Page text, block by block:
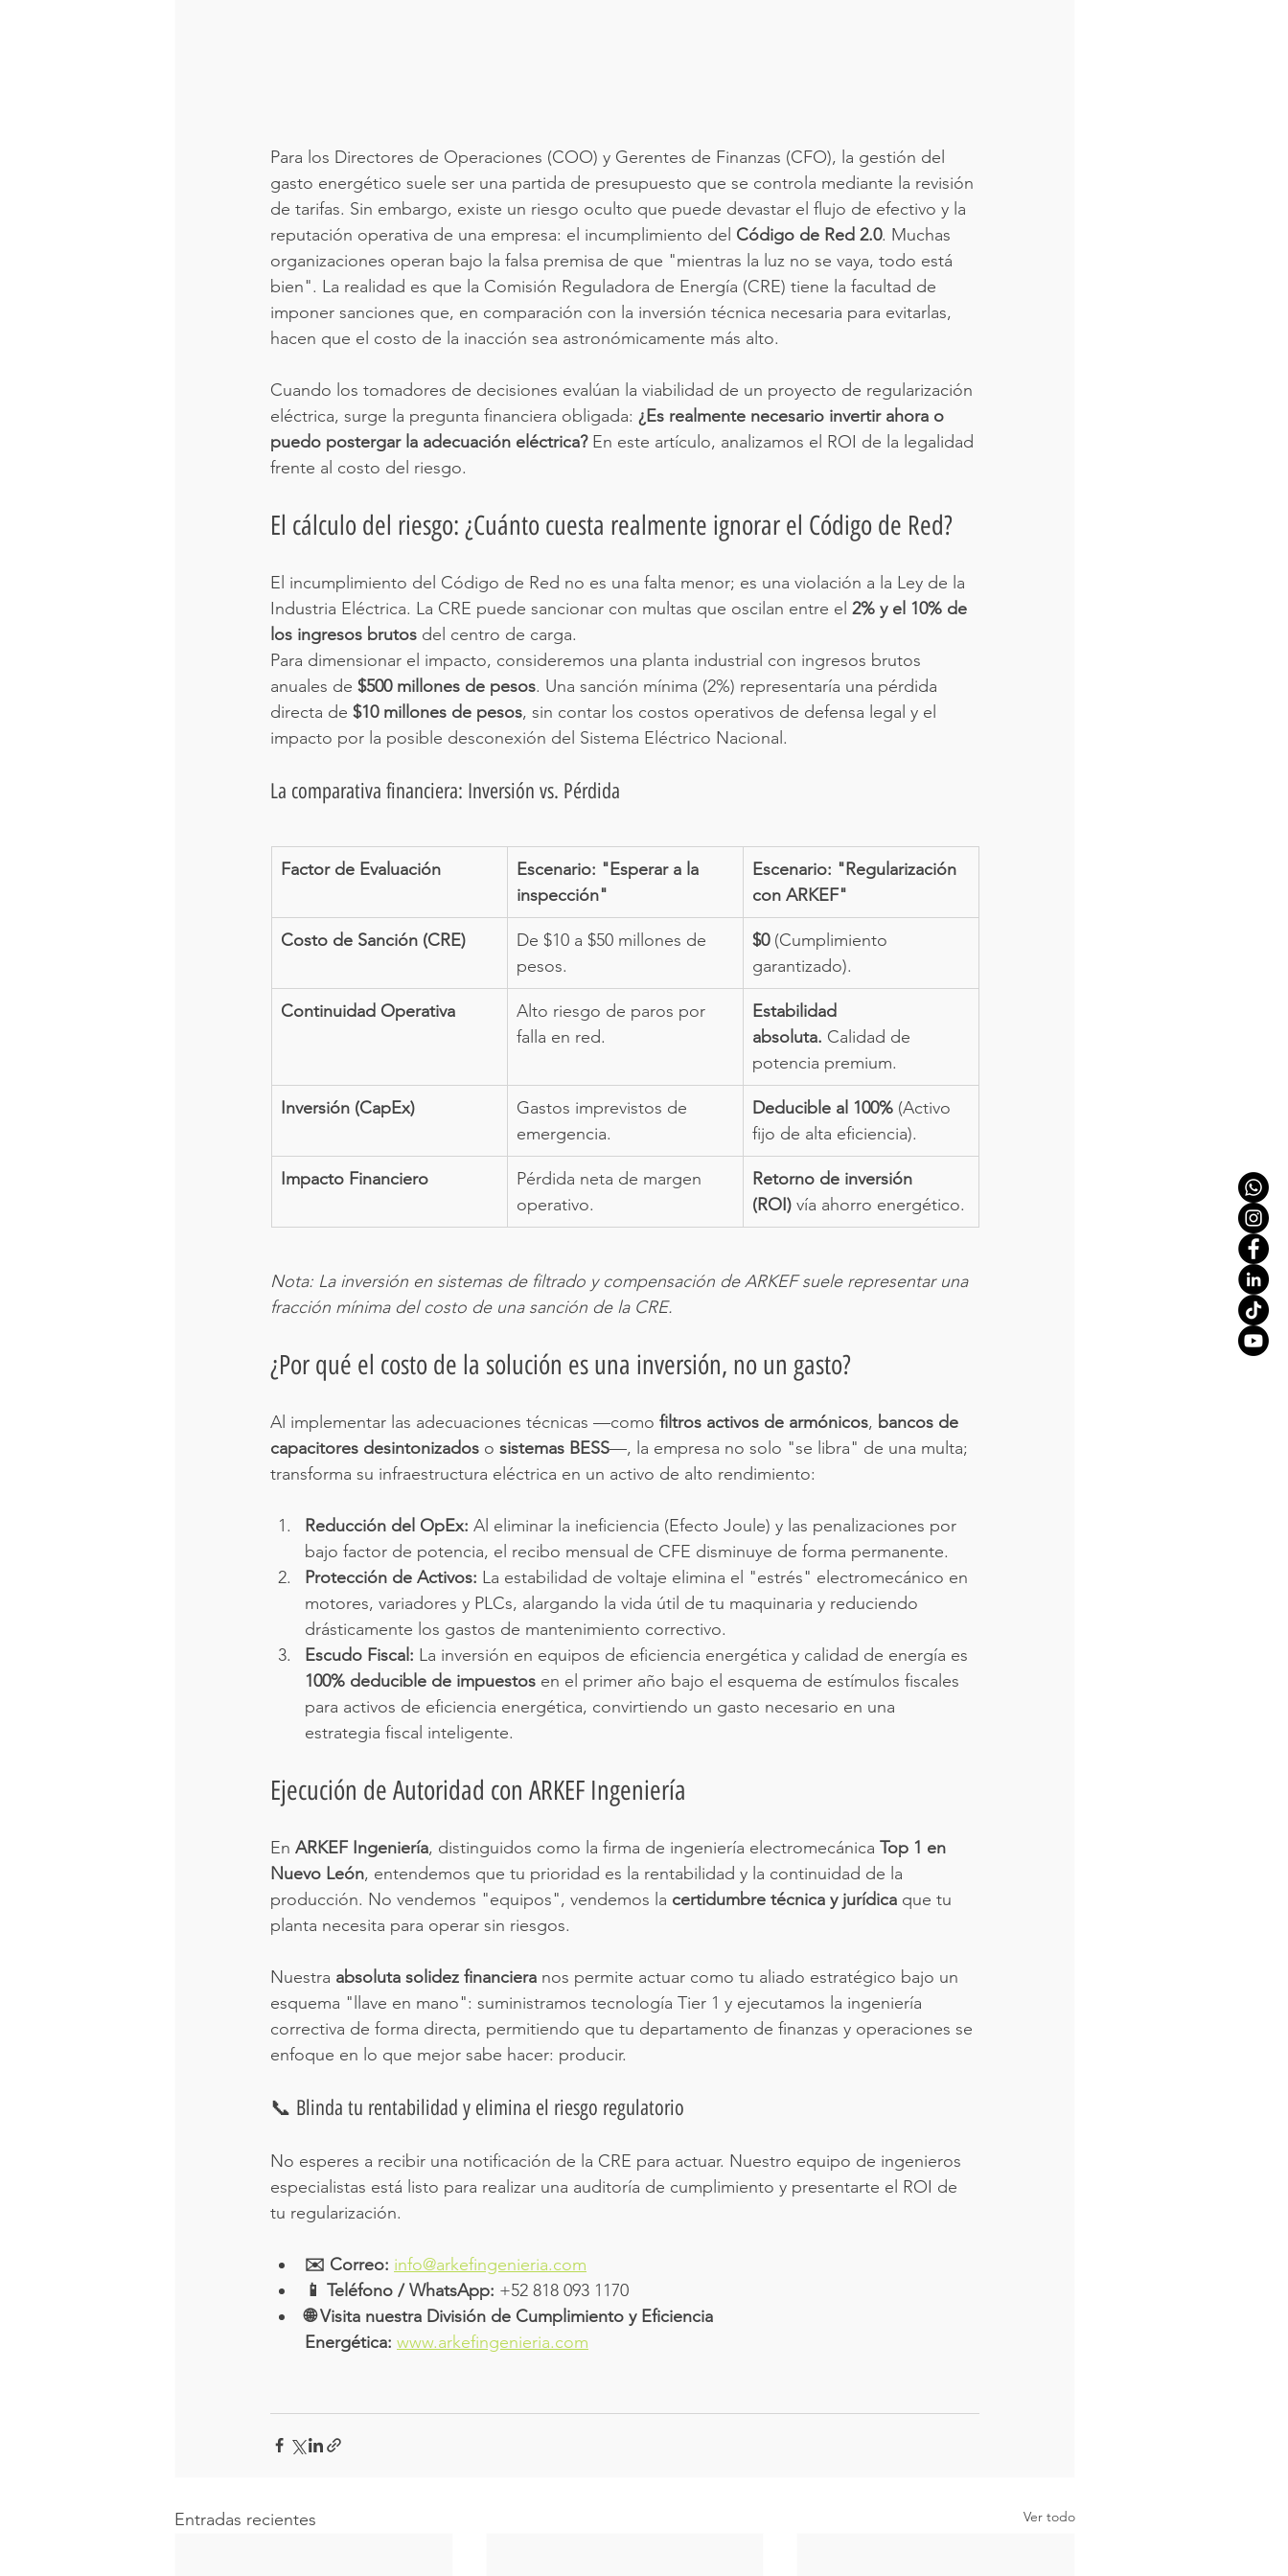
Para los Directores de Operaciones (COO) y Gerentes de Finanzas (CFO), la gestión del
gasto energético suele ser una partida de presupuesto que se controla mediante la revisión
de tarifas. Sin embargo, existe un riesgo oculto que puede devastar el flujo de efectivo y la
reputación operativa de una empresa: el incumplimiento del Código de Red 2.0. Muchas
organizaciones operan bajo la falsa premisa de que "mientras la luz no se vaya, todo está
bien". La realidad es que la Comisión Reguladora de Energía (CRE) tiene la facultad de
imponer sanciones que, en comparación con la inversión técnica necesaria para evitarlas,
hacen que el costo de la inacción sea astronómicamente más alto.
Cuando los tomadores de decisiones evalúan la viabilidad de un proyecto de regularización
eléctrica, surge la pregunta financiera obligada: ¿Es realmente necesario invertir ahora o
puedo postergar la adecuación eléctrica? En este artículo, analizamos el ROI de la legalidad
frente al costo del riesgo.
El cálculo del riesgo: ¿Cuánto cuesta realmente ignorar el Código de Red?
El incumplimiento del Código de Red no es una falta menor; es una violación a la Ley de la
Industria Eléctrica. La CRE puede sancionar con multas que oscilan entre el 2% y el 10% de
los ingresos brutos del centro de carga.
Para dimensionar el impacto, consideremos una planta industrial con ingresos brutos
anuales de $500 millones de pesos. Una sanción mínima (2%) representaría una pérdida
directa de $10 millones de pesos, sin contar los costos operativos de defensa legal y el
impacto por la posible desconexión del Sistema Eléctrico Nacional.
La comparativa financiera: Inversión vs. Pérdida
Factor de Evaluación
Escenario: "Esperar a la
inspección"
Escenario: "Regularización
con ARKEF"
Costo de Sanción (CRE)
De $10 a $50 millones de
pesos.
$0 (Cumplimiento
garantizado).
Continuidad Operativa
Alto riesgo de paros por
falla en red.
Estabilidad
absoluta. Calidad de
potencia premium.
Inversión (CapEx)
Gastos imprevistos de
emergencia.
Deducible al 100% (Activo
fijo de alta eficiencia).
Impacto Financiero
Pérdida neta de margen
operativo.
Retorno de inversión
(ROI) vía ahorro energético.
Nota: La inversión en sistemas de filtrado y compensación de ARKEF suele representar una
fracción mínima del costo de una sanción de la CRE.
¿Por qué el costo de la solución es una inversión, no un gasto?
Al implementar las adecuaciones técnicas —como filtros activos de armónicos, bancos de
capacitores desintonizados o sistemas BESS—, la empresa no solo "se libra" de una multa;
transforma su infraestructura eléctrica en un activo de alto rendimiento:
Reducción del OpEx: Al eliminar la ineficiencia (Efecto Joule) y las penalizaciones por
bajo factor de potencia, el recibo mensual de CFE disminuye de forma permanente.
Protección de Activos: La estabilidad de voltaje elimina el "estrés" electromecánico en
motores, variadores y PLCs, alargando la vida útil de tu maquinaria y reduciendo
drásticamente los gastos de mantenimiento correctivo.
Escudo Fiscal: La inversión en equipos de eficiencia energética y calidad de energía es
100% deducible de impuestos en el primer año bajo el esquema de estímulos fiscales
para activos de eficiencia energética, convirtiendo un gasto necesario en una
estrategia fiscal inteligente.
Ejecución de Autoridad con ARKEF Ingeniería
En ARKEF Ingeniería, distinguidos como la firma de ingeniería electromecánica Top 1 en
Nuevo León, entendemos que tu prioridad es la rentabilidad y la continuidad de la
producción. No vendemos "equipos", vendemos la certidumbre técnica y jurídica que tu
planta necesita para operar sin riesgos.
Nuestra absoluta solidez financiera nos permite actuar como tu aliado estratégico bajo un
esquema "llave en mano": suministramos tecnología Tier 1 y ejecutamos la ingeniería
correctiva de forma directa, permitiendo que tu departamento de finanzas y operaciones se
enfoque en lo que mejor sabe hacer: producir.
📞 Blinda tu rentabilidad y elimina el riesgo regulatorio
No esperes a recibir una notificación de la CRE para actuar. Nuestro equipo de ingenieros
especialistas está listo para realizar una auditoría de cumplimiento y presentarte el ROI de
tu regularización.
✉️ Correo: info@arkefingenieria.com
📱 Teléfono / WhatsApp: +52 818 093 1170
🌐 Visita nuestra División de Cumplimiento y Eficiencia
Energética: www.arkefingenieria.com
Entradas recientes Ver todo